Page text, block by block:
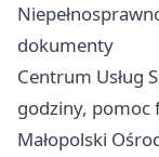
dokumenty
Centrum Usług
godziny, pomoc
Małopolski